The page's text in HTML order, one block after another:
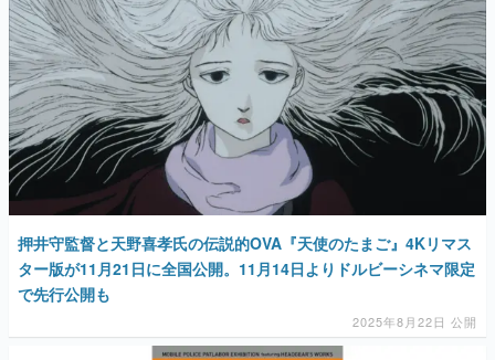
押井守監督と天野喜孝氏の伝説的OVA『天使のたまご』4Kリマス
ター版が11月21日に全国公開。11月14日よりドルビーシネマ限定
で先行公開も
2025年8月22日 公開